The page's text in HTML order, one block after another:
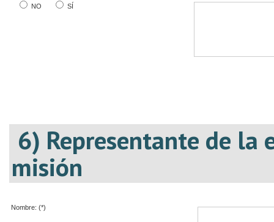
NO SÍ
6) Representante de la
misión
Nombre: (*)